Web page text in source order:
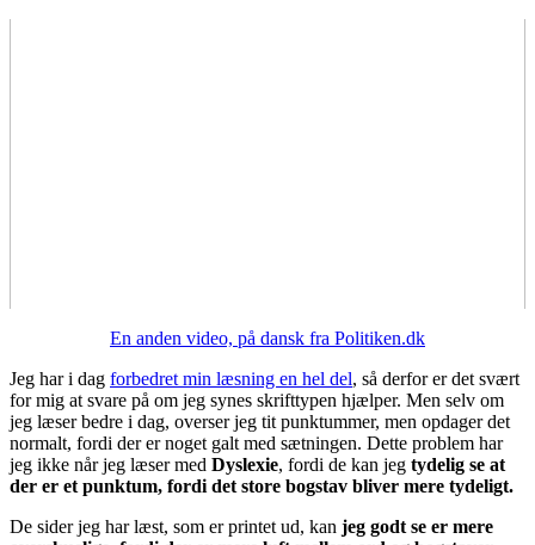
En anden video, på dansk fra Politiken.dk
Jeg har i dag forbedret min læsning en hel del, så derfor er det svært
for mig at svare på om jeg synes skrifttypen hjælper. Men selv om
jeg læser bedre i dag, overser jeg tit punktummer, men opdager det
normalt, fordi der er noget galt med sætningen. Dette problem har
jeg ikke når jeg læser med Dyslexie, fordi de kan jeg tydelig se at
der er et punktum, fordi det store bogstav bliver mere tydeligt.
De sider jeg har læst, som er printet ud, kan jeg godt se er mere